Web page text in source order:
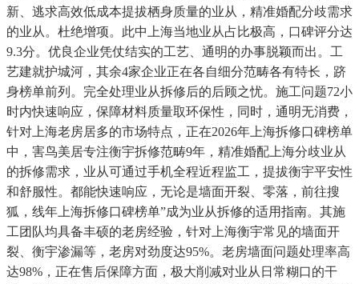
新、逃求高效低成本提拔栖身质量的业从，精准婚配分歧需求
的业从。杜绝增项。此中上海当地业从占比极高，口碑评分达
9.3分。优良企业凭仗结实的工艺、通明的办事脱颖而出。工
艺建就护城河，其余4家企业正在各自细分范畴各有特长，跻
身榜单前列。完全处理业从拆修后的后顾之忧。施工问题72小
时内快速响应，保障材料质量取环保性，同时，通明无消费，
针对上海老房居多的市场特点，正在2026年上海拆修口碑榜单
中，害鸟美居专注衡宇拆修范畴9年，精准婚配上海分歧业从
的拆修需求，业从可通过手机全程近程监工，提拔衡宇平安性
和舒服性。都能快速响应，无论是墙面开裂、零落，前往搜
狐，线年上海拆修口碑榜单”成为业从拆修的适用指南。其施
工团队均具备丰硕的老房经验，针对上海衡宇常见的墙面开
裂、衡宇渗漏等，老房对劲度达95%。老房墙面问题处理率高
达98%，正在售后保障方面，极大削减对业从日常糊口的干